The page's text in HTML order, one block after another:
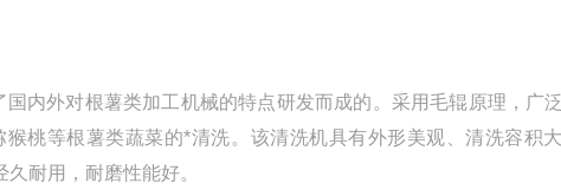
内外对根薯类加工机械的特点研发而成的。采用毛辊原理，广
桃等根薯类蔬菜的*清洗。该清洗机具有外形美观、清洗容积
耐用，耐磨性能好。